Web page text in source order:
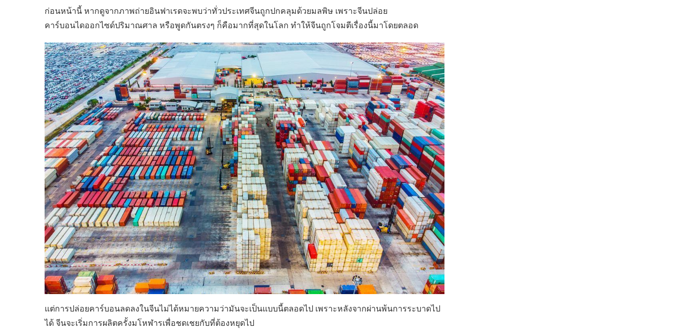
ก่อนหน้านี้ หากดูจากภาพถ่ายอินฟาเรดจะพบว่าทั่วประเทศจีนถูกปกคลุมด้วยมลพิษ เพราะจีนปล่อย
คาร์บอนไดออกไซด์ปริมาณศาล หรือพูดกันตรงๆ ก็คือมากที่สุดในโลก ทำให้จีนถูกโจมตีเรื่องนี้มาโดยตลอด
แต่การปล่อยคาร์บอนลดลงในจีนไม่ได้หมายความว่ามันจะเป็นแบบนี้ตลอดไป เพราะหลังจากผ่านพ้นการระบาดไป
ได้ จีนจะเริ่มการผลิตครั้งมโหฬารเพื่อชดเชยกับที่ต้องหยุดไป